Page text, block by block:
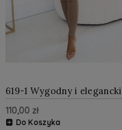
619-1 Wygodny i elegancki
prążkowany kombinezon
damski z dekoltem - mocha
mousse
110,00 zł
Do Koszyka